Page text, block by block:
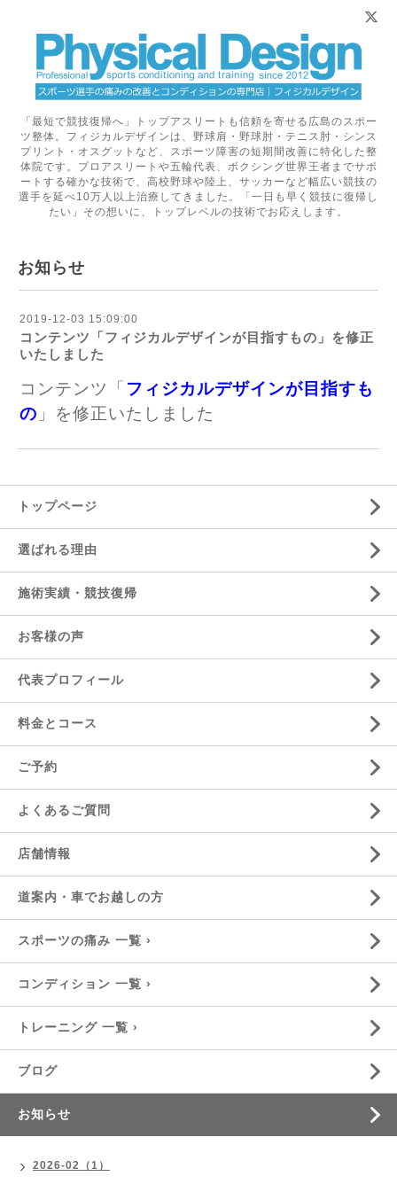
「最短で競技復帰へ」トップアスリートも信頼を寄せる広島のスポー
ツ整体。フィジカルデザインは、野球肩・野球肘・テニス肘・シンス
プリント・オスグットなど、スポーツ障害の短期間改善に特化した整
体院です。プロアスリートや五輪代表、ボクシング世界王者までサポ
ートする確かな技術で、高校野球や陸上、サッカーなど幅広い競技の
選手を延べ10万人以上治療してきました。「一日も早く競技に復帰し
たい」その想いに、トップレベルの技術でお応えします。
お知らせ
2019-12-03 15:09:00
コンテンツ「フィジカルデザインが目指すもの」を修正
いたしました
コンテンツ「 フィジカルデザインが目指すも
の 」を修正いたしました
トップページ
選ばれる理由
施術実績・競技復帰
お客様の声
代表プロフィール
料金とコース
ご予約
よくあるご質問
店舗情報
道案内・車でお越しの方
スポーツの痛み 一覧 ›
コンディション 一覧 ›
トレーニング 一覧 ›
ブログ
お知らせ
2026-02（1）